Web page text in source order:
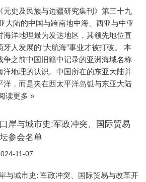
元史及民族与边疆研究集刊》第三十九
大陆的中国与跨南地中海、西亚与中亚
海洋地理最为发达地区，其领先地位直
人发展的“大航海”事业才被打破。 本
争之前中国旧籍中记录的亚洲海域名称
洋地理的认识。中国所在的东亚大陆并
洋，而是夹在西太平洋岛弧与东亚大陆
读更多 »
岸与城市史:军政冲突、国际贸易
参会名单
11-07
与城市史: 军政冲突、国际贸易与改革开